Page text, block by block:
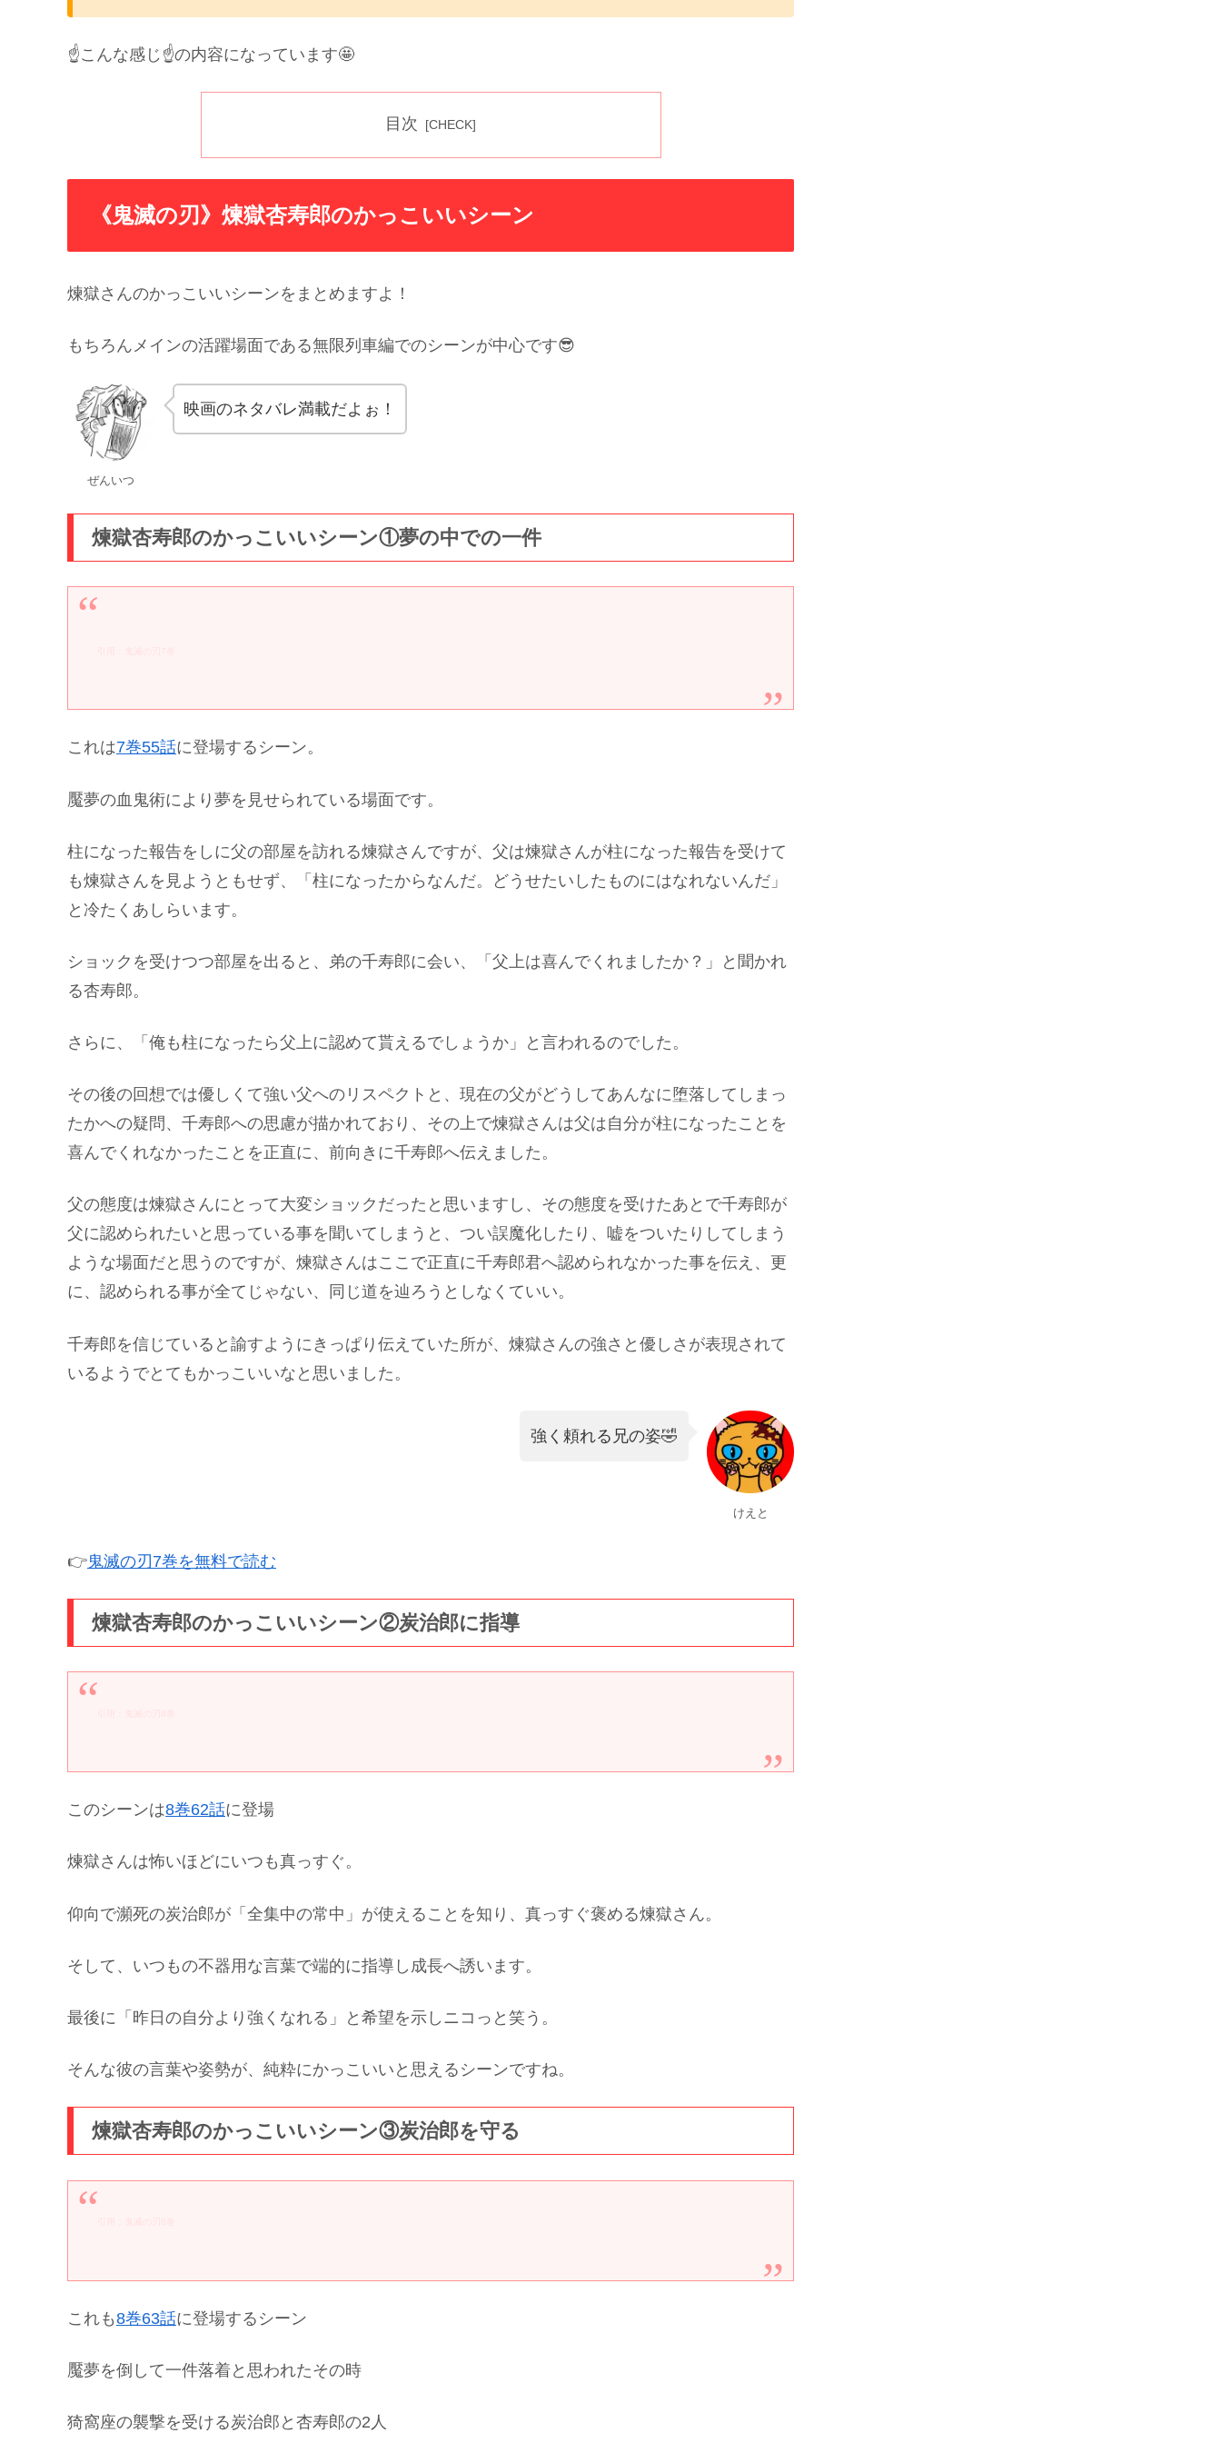
☝️こんな感じ☝️の内容になっています🤩
目次
《鬼滅の刃》煉獄杏寿郎のかっこいいシーン
煉獄さんのかっこいいシーンをまとめますよ！
もちろんメインの活躍場面である無限列車編でのシーンが中心です😎
ぜんいつ
映画のネタバレ満載だよぉ！
煉獄杏寿郎のかっこいいシーン①夢の中での一件
これは7巻55話に登場するシーン。
魘夢の血鬼術により夢を見せられている場面です。
柱になった報告をしに父の部屋を訪れる煉獄さんですが、父は煉獄さんが柱になった報告を受けて
も煉獄さんを見ようともせず、「柱になったからなんだ。どうせたいしたものにはなれないんだ」
と冷たくあしらいます。
ショックを受けつつ部屋を出ると、弟の千寿郎に会い、「父上は喜んでくれましたか？」と聞かれ
る杏寿郎。
さらに、「俺も柱になったら父上に認めて貰えるでしょうか」と言われるのでした。
その後の回想では優しくて強い父へのリスペクトと、現在の父がどうしてあんなに堕落してしまっ
たかへの疑問、千寿郎への思慮が描かれており、その上で煉獄さんは父は自分が柱になったことを
喜んでくれなかったことを正直に、前向きに千寿郎へ伝えました。
父の態度は煉獄さんにとって大変ショックだったと思いますし、その態度を受けたあとで千寿郎が
父に認められたいと思っている事を聞いてしまうと、つい誤魔化したり、嘘をついたりしてしまう
ような場面だと思うのですが、煉獄さんはここで正直に千寿郎君へ認められなかった事を伝え、更
に、認められる事が全てじゃない、同じ道を辿ろうとしなくていい。
千寿郎を信じていると諭すようにきっぱり伝えていた所が、煉獄さんの強さと優しさが表現されて
いるようでとてもかっこいいなと思いました。
けえと
強く頼れる兄の姿🤣
👉鬼滅の刃7巻を無料で読む
煉獄杏寿郎のかっこいいシーン②炭治郎に指導
このシーンは8巻62話に登場
煉獄さんは怖いほどにいつも真っすぐ。
仰向で瀕死の炭治郎が「全集中の常中」が使えることを知り、真っすぐ褒める煉獄さん。
そして、いつもの不器用な言葉で端的に指導し成長へ誘います。
最後に「昨日の自分より強くなれる」と希望を示しニコっと笑う。
そんな彼の言葉や姿勢が、純粋にかっこいいと思えるシーンですね。
煉獄杏寿郎のかっこいいシーン③炭治郎を守る
これも8巻63話に登場するシーン
魘夢を倒して一件落着と思われたその時
猗窩座の襲撃を受ける炭治郎と杏寿郎の2人